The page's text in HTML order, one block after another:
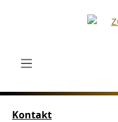
Zum Hauptinhalt springen
Kontakt